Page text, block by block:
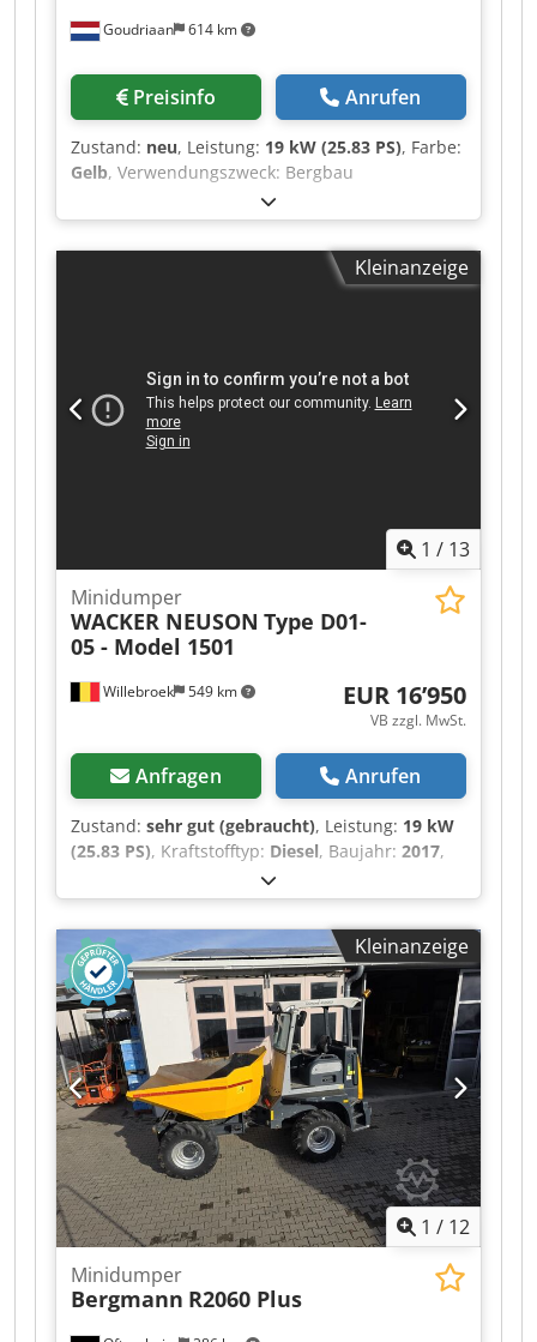
Goudriaan 614 km
Preisinfo Anrufen
Zustand: neu, Leistung: 19 kW (25.83 PS), Farbe:
Gelb, Verwendungszweck: Bergbau
Dkjdoyanunepfx Aaver Zuladung: 2.500 kg
Motormarke: Kubota
Kleinanzeige
1 / 13
Willebroek 549 km
Minidumper
WACKER NEUSON Type D01-
05 - Model 1501
EUR 16’950
VB zzgl. MwSt.
Anfragen Anrufen
Zustand: sehr gut (gebraucht), Leistung: 19 kW
(25.83 PS), Kraftstofftyp: Diesel, Baujahr: 2017,
1’002 h, Kompakt-Dumper –
Gesamtgewicht 2836 kg – Motor 19,20 kw – 1002
stunden = Weitere Informationen = Baujahr:
2017 Modelljahr: 2017 Antrieb: Rad Leergewicht:
2.836 kg Dkedpfx Aaeyaif Uevjr CE-
Kennzeichnung: ja Seriennummer:
WNCD0105KPAL00963 Wenden Sie sich an
Miguel Cubas, um weitere Informationen zu
erhalten. = Firmeninformationen = We are
located between Antwerp and Brussels along the
A12 motorway, nearby the port of Antwerp.
Opening hours: Monday till Friday continuously
from 8.30 am to 19.00 pm.
Kleinanzeige
1 / 12
Minidumper
Bergmann R2060 Plus